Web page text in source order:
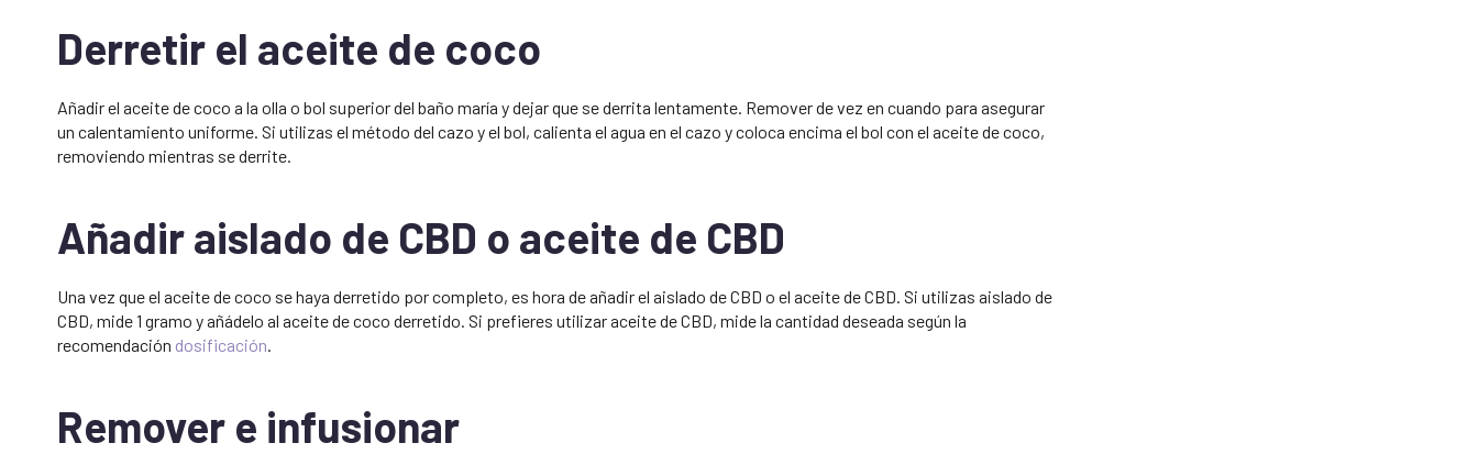
Derretir el aceite de coco
Añadir el aceite de coco a la olla o bol superior del baño maría y dejar que se derrita lentamente. Remover de vez en cuando para asegurar
un calentamiento uniforme. Si utilizas el método del cazo y el bol, calienta el agua en el cazo y coloca encima el bol con el aceite de coco,
removiendo mientras se derrite.
Añadir aislado de CBD o aceite de CBD
Una vez que el aceite de coco se haya derretido por completo, es hora de añadir el aislado de CBD o el aceite de CBD. Si utilizas aislado de
CBD, mide 1 gramo y añádelo al aceite de coco derretido. Si prefieres utilizar aceite de CBD, mide la cantidad deseada según la
recomendación dosificación.
Remover e infusionar